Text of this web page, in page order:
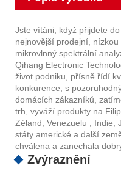
Jste vítáni, když přijdete
nejnovější prodejní,
mikrovlnný spektrální
Qihang Electronic
život podniku, přísně řídí
konkurence, s
domácích zákazníků,
trh, vyváží produkty na
Zéland, Venezuelu , Indie,
státy americké a další
chválena a zanechala
Zvýraznění